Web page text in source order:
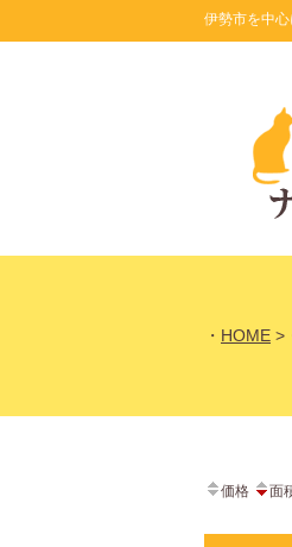
伊勢市を中
・ HOME
価格 面